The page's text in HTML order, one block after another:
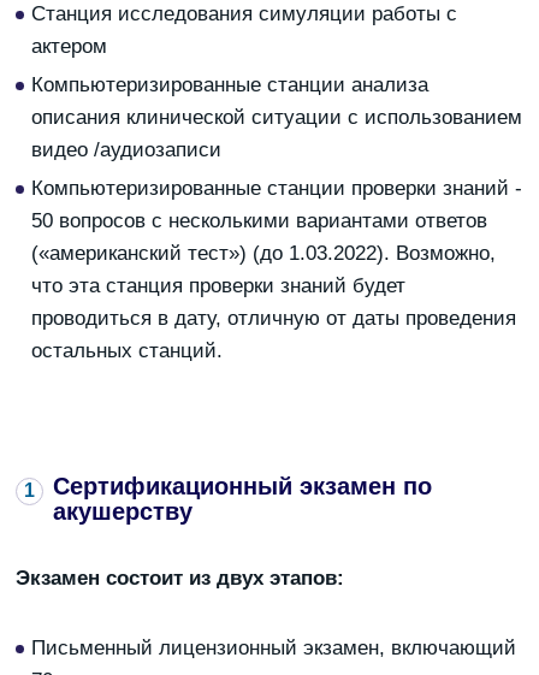
Станция исследования симуляции работы с
актером
Компьютеризированные станции анализа
описания клинической ситуации с использованием
видео /аудиозаписи
Компьютеризированные станции проверки знаний -
50 вопросов с несколькими вариантами ответов
(«американский тест») (до 1.03.2022). Возможно,
что эта станция проверки знаний будет
проводиться в дату, отличную от даты проведения
остальных станций.
Сертификационный экзамен по
акушерству
Экзамен состоит из двух этапов:
Письменный лицензионный экзамен, включающий